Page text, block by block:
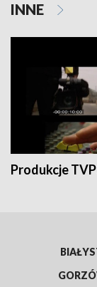
INNE
Produkcje